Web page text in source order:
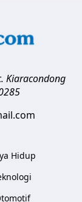
Kiaracondong
Hidup